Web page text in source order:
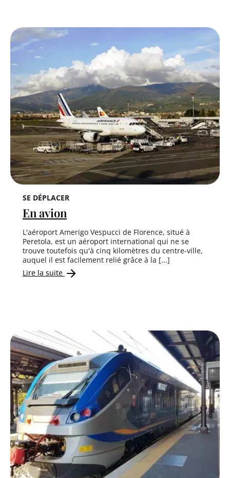
SE DÉPLACER
En avion
L'aéroport Amerigo Vespucci de Florence, situé à
Peretola, est un aéroport international qui ne se
trouve toutefois qu'à cinq kilomètres du centre-ville,
auquel il est facilement relié grâce à la [...]
Lire la suite